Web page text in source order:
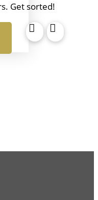
Get sorted!